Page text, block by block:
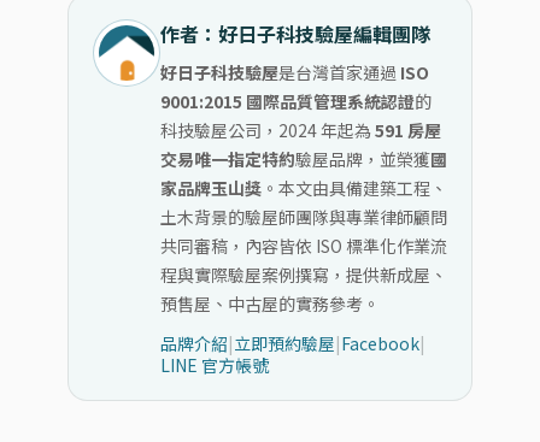
作者：好日子科技驗屋編輯團隊
好日子科技驗屋是台灣首家通過 ISO
9001:2015 國際品質管理系統認證的
科技驗屋公司，2024 年起為591 房屋
交易唯一指定特約驗屋品牌，並榮獲國
家品牌玉山獎 。本文由具備建築工程、
土木背景的驗屋師團隊與專業律師顧問
共同審稿，內容皆依 ISO 標準化作業流
程與實際驗屋案例撰寫，提供新成屋、
預售屋、中古屋的實務參考。
品牌介紹|立即預約驗屋|Facebook|
LINE 官方帳號